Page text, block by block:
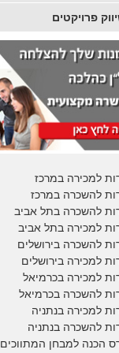
פרויקטים
למכירה במרכז
להשכרה במרכז
להשכרה בתל אביב
למכירה בתל אביב
להשכרה בירושלים
למכירה בירושלים
למכירהבכרמיאל
להשכרהבכרמיאל
למכירה בנתניה
להשכרה בנתניה
הכנה למבחן המתווכים